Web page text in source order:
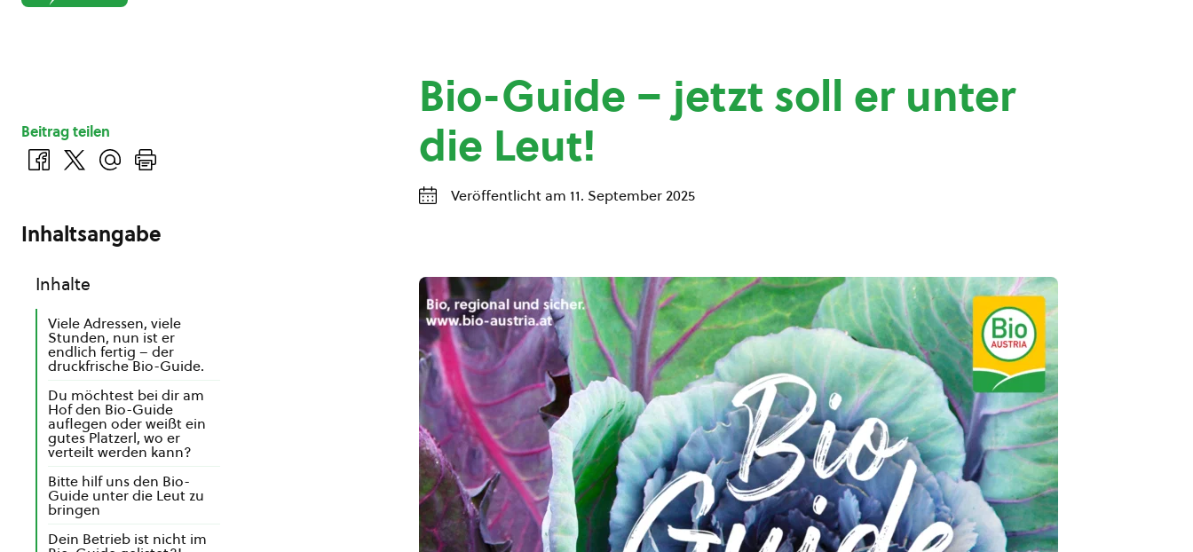
Bio-Guide – jetzt soll er unter
die Leut!
Veröffentlicht am 11. September 2025
Beitrag teilen
Inhaltsangabe
Inhalte
Viele Adressen, viele
Stunden, nun ist er
endlich fertig – der
druckfrische Bio-Guide.
Du möchtest bei dir am
Hof den Bio-Guide
auflegen oder weißt ein
gutes Platzerl, wo er
verteilt werden kann?
Bitte hilf uns den Bio-
Guide unter die Leut zu
bringen
Dein Betrieb ist nicht im